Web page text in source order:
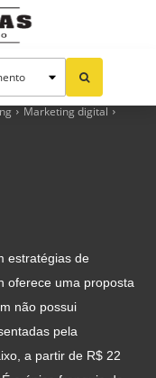
Marketing digital
estratégias de
oferece uma proposta
não possui
pela
a partir de R$ 22